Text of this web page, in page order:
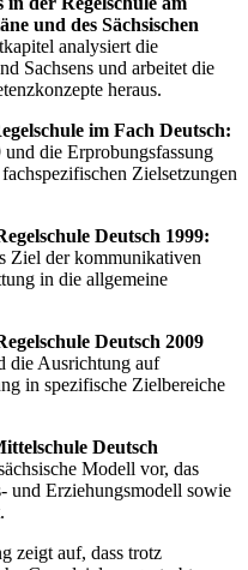
und des Sächsischen
analysiert die
Sachsens und arbeitet die
heraus.
im Fach Deutsch:
die Erprobungsfassung
Zielsetzungen
Deutsch 1999:
Ziel der kommunikativen
in die allgemeine
Deutsch 2009
die Ausrichtung auf
in spezifische Zielbereiche
Deutsch
Modell vor, das
und Erziehungsmodell sowie
zeigt auf, dass trotz